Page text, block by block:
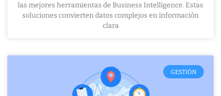
las mejores herramientas de Business Intelligence. Estas
soluciones convierten datos complejos en información
clara
GESTIÓN